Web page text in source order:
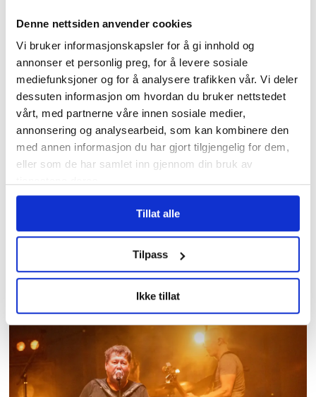
Denne nettsiden anvender cookies
Vi bruker informasjonskapsler for å gi innhold og
annonser et personlig preg, for å levere sosiale
mediefunksjoner og for å analysere trafikken vår. Vi deler
dessuten informasjon om hvordan du bruker nettstedet
vårt, med partnerne våre innen sosiale medier,
annonsering og analysearbeid, som kan kombinere den
med annen informasjon du har gjort tilgjengelig for dem,
eller som de har samlet inn gjennom din bruk av
Tillat alle
Tilpass
Ikke tillat
Forsker ber politikerne
utvide norgespris til
kommuner
Hundrevis av ansatte i
Oslo kommune uten faste
oppgaver: – Føler meg
plassert på loftet og glemt